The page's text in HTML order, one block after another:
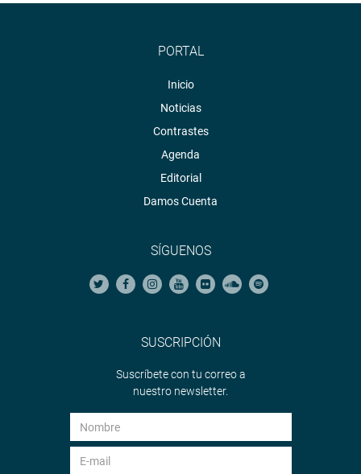
PORTAL
Inicio
Noticias
Contrastes
Agenda
Editorial
Damos Cuenta
SÍGUENOS
SUSCRIPCIÓN
Suscríbete con tu correo a
nuestro newsletter.